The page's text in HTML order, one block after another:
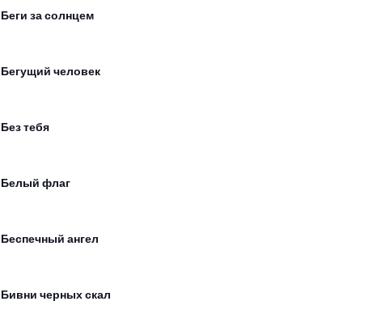
Беги за солнцем
Бегущий человек
Без тебя
Белый флаг
Беспечный ангел
Бивни черных скал